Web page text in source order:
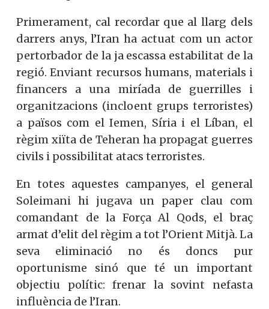
Primerament, cal recordar que al llarg dels
darrers anys, l’Iran ha actuat com un actor
pertorbador de la ja escassa estabilitat de la
regió. Enviant recursos humans, materials i
financers a una miríada de guerrilles i
organitzacions (incloent grups terroristes)
a països com el Iemen, Síria i el Líban, el
règim xiïta de Teheran ha propagat guerres
civils i possibilitat atacs terroristes.
En totes aquestes campanyes, el general
Soleimani hi jugava un paper clau com
comandant de la Força Al Qods, el braç
armat d’elit del règim a tot l’Orient Mitjà. La
seva eliminació no és doncs pur
oportunisme sinó que té un important
objectiu polític: frenar la sovint nefasta
influència de l’Iran.